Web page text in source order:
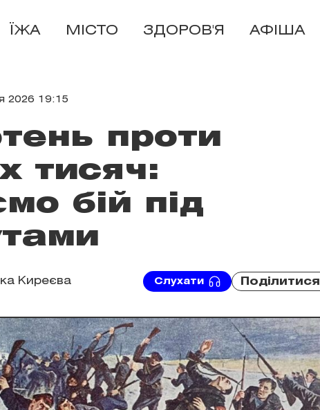
ЇЖА МІСТО ЗДОРОВ'Я АФІША
2026 19:15
проти
тисяч:
бій під
Киреєва Слухати Поділитися